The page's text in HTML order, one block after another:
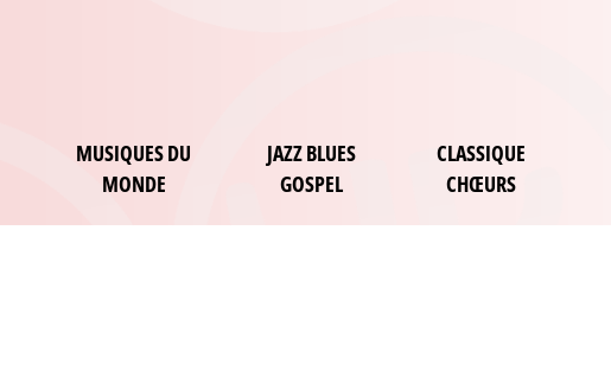
MUSIQUES DU
MONDE
JAZZ BLUES
GOSPEL
CLASSIQUE
CHŒURS